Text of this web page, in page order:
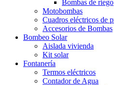
Bombas de riego
Motobombas
Cuadros eléctricos de
Accesorios de Bombas
Bombeo Solar
Aislada vivienda
Kit solar
Fontanería
Termos eléctricos
Contador de Agua